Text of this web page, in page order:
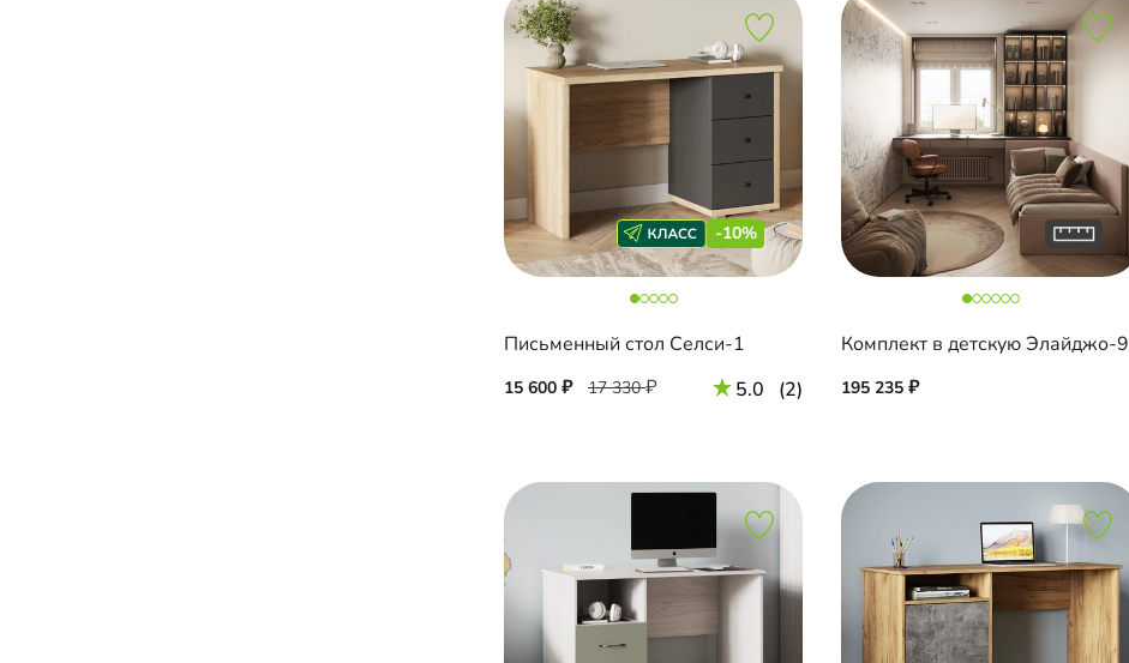
-10%
Письменный стол Селси-1
15 600 17 330 5.0 (2)
Комплект в детскую Элайджо-9
195 235